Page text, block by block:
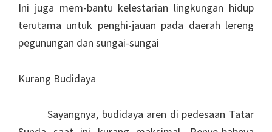
Ini juga mem-bantu kelestarian lingkungan hidup
terutama untuk penghi-jauan pada daerah lereng
pegunungan dan sungai-sungai
Kurang Budidaya
Sayangnya, budidaya aren di pedesaan Tatar